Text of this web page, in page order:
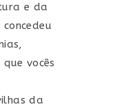
e da
vocês
da